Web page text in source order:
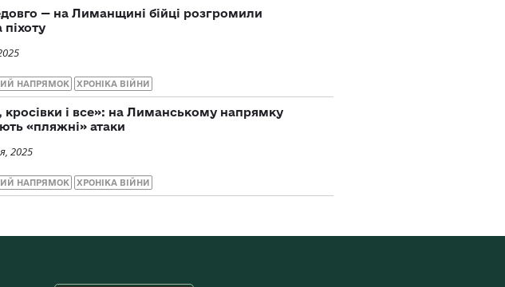
— на Лиманщині бійці розгромили
піхоту
НАПРЯМОК ХРОНІКА ВІЙНИ
кросівки і все»: на Лиманському напрямку
«пляжні» атаки
2025
НАПРЯМОК ХРОНІКА ВІЙНИ